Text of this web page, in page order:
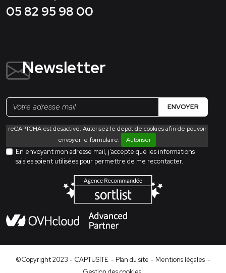
05 82 95 98 00
Newsletter
ENVOYER
reCAPTCHA est désactivé. Autorisez le dépôt de cookies afin de pouvoir
envoyer le formulaire.
Autoriser
En envoyant mon adresse mail, j'accepte que les informations
saisies soient utilisées pour permettre de me recontacter.
©Copyright 2023 - CAPTUSITE - Plan du site - Mentions légales -